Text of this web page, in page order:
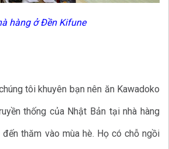
hàng ở Đền Kifune
tôi khuyên bạn nên ăn Kawadoko
thống của Nhật Bản tại nhà hàng
thăm vào mùa hè. Họ có chỗ ngồi